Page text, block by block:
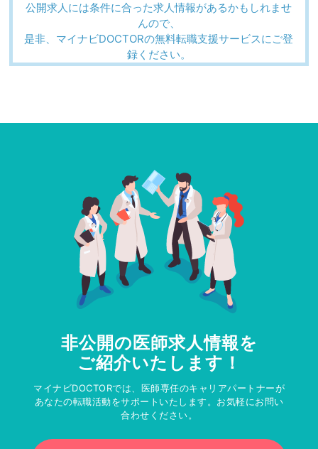
公開求人には条件に合った求人情報があるかもしれませ
んので、
是非、マイナビDOCTORの無料転職支援サービスにご登
録ください。
非公開の医師求人情報を
ご紹介いたします！
マイナビDOCTORでは、医師専任のキャリアパートナーが
あなたの転職活動をサポートいたします。お気軽にお問い
合わせください。